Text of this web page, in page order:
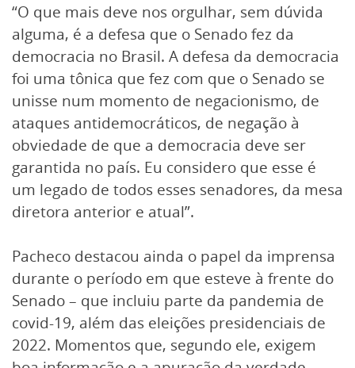
“O que mais deve nos orgulhar, sem dúvida
alguma, é a defesa que o Senado fez da
democracia no Brasil. A defesa da democracia
foi uma tônica que fez com que o Senado se
unisse num momento de negacionismo, de
ataques antidemocráticos, de negação à
obviedade de que a democracia deve ser
garantida no país. Eu considero que esse é
um legado de todos esses senadores, da mesa
diretora anterior e atual”.
Pacheco destacou ainda o papel da imprensa
durante o período em que esteve à frente do
Senado – que incluiu parte da pandemia de
covid-19, além das eleições presidenciais de
2022. Momentos que, segundo ele, exigem